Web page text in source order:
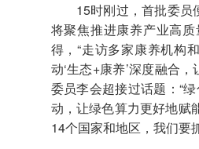
15时刚过，首批委员
将聚焦推进康养产业高
得，“走访多家康养机构
动‘生态+康养’深度融合
委员李会超接过话题：“
动，让绿色算力更好地赋
14个国家和地区，我们要